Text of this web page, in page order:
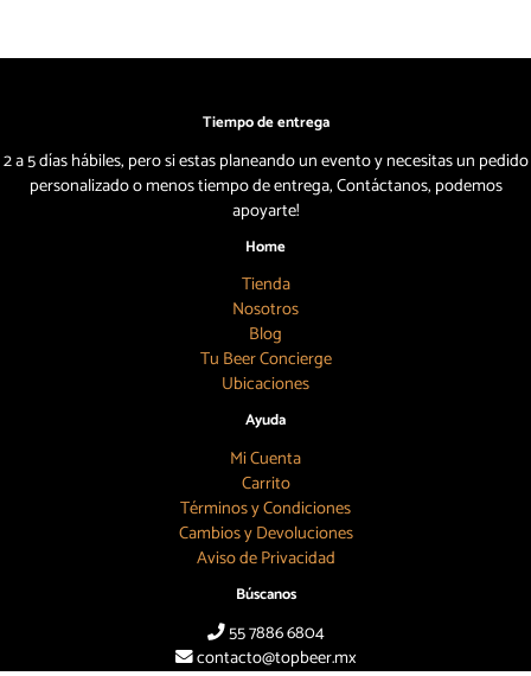
Tiempo de entrega
2 a 5 días hábiles, pero si estas planeando un evento y necesitas un pedido
personalizado o menos tiempo de entrega, Contáctanos, podemos
apoyarte!
Home
Tienda
Nosotros
Blog
Tu Beer Concierge
Ubicaciones
Ayuda
Mi Cuenta
Carrito
Términos y Condiciones
Cambios y Devoluciones
Aviso de Privacidad
Búscanos
55 7886 6804
contacto@topbeer.mx